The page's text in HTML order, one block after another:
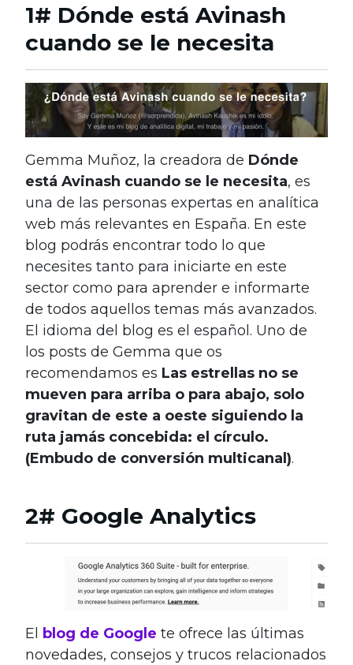
1# Dónde está Avinash
cuando se le necesita
Gemma Muñoz, la creadora de Dónde
está Avinash cuando se le necesita, es
una de las personas expertas en analítica
web más relevantes en España. En este
blog podrás encontrar todo lo que
necesites tanto para iniciarte en este
sector como para aprender e informarte
de todos aquellos temas más avanzados.
El idioma del blog es el español. Uno de
los posts de Gemma que os
recomendamos es Las estrellas no se
mueven para arriba o para abajo, solo
gravitan de este a oeste siguiendo la
ruta jamás concebida: el círculo.
(Embudo de conversión multicanal).
2# Google Analytics
El blog de Google te ofrece las últimas
novedades, consejos y trucos relacionados